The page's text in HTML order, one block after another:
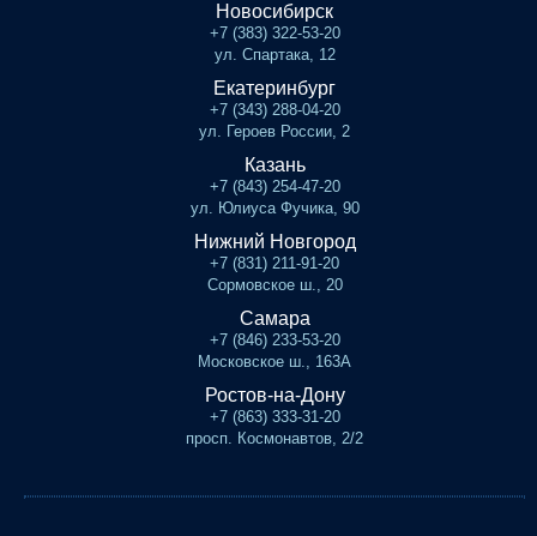
Новосибирск
+7 (383) 322-53-20
ул. Спартака, 12
Екатеринбург
+7 (343) 288-04-20
ул. Героев России, 2
Казань
+7 (843) 254-47-20
ул. Юлиуса Фучика, 90
Нижний Новгород
+7 (831) 211-91-20
Сормовское ш., 20
Самара
+7 (846) 233-53-20
Московское ш., 163А
Ростов-на-Дону
+7 (863) 333-31-20
просп. Космонавтов, 2/2